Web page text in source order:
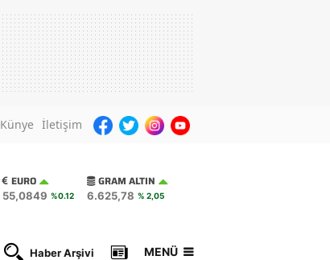
Künye İletişim
EURO
55,0849 %0.12
GRAM ALTIN
6.625,78 % 2,05
Haber Arşivi Gazete Manşetleri
MENÜ